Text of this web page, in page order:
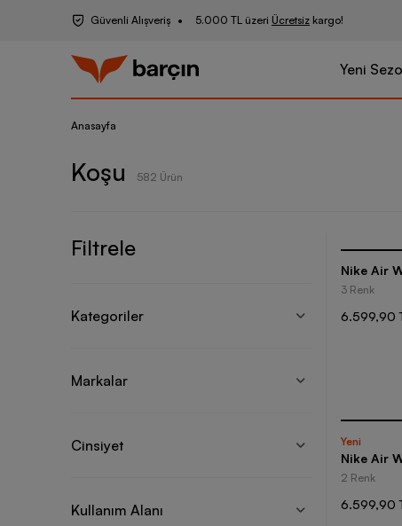
Güvenli Alışveriş 5.000 TL üzeri Ücretsiz kargo!
Yeni
Anasayfa
Koşu 582 Ürün
Filtrele
Kategoriler
Markalar
Cinsiyet
Kullanım Alanı
Nike Air
3 Renk
6.599,90
Yeni
Nike Air
2 Renk
6.599,90